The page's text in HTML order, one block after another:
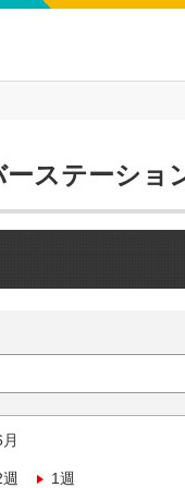
ステーショ
週 1週